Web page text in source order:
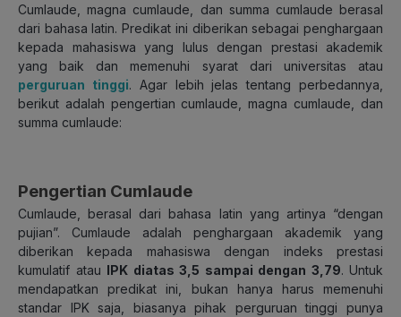
Cumlaude, magna cumlaude, dan summa cumlaude berasal
dari bahasa latin. Predikat ini diberikan sebagai penghargaan
kepada mahasiswa yang lulus dengan prestasi akademik
yang baik dan memenuhi syarat dari universitas atau
perguruan tinggi. Agar lebih jelas tentang perbedannya,
berikut adalah pengertian cumlaude, magna cumlaude, dan
summa cumlaude:
Pengertian Cumlaude
Cumlaude, berasal dari bahasa latin yang artinya “dengan
pujian”. Cumlaude adalah penghargaan akademik yang
diberikan kepada mahasiswa dengan indeks prestasi
kumulatif atau IPK diatas 3,5 sampai dengan 3,79. Untuk
mendapatkan predikat ini, bukan hanya harus memenuhi
standar IPK saja, biasanya pihak perguruan tinggi punya